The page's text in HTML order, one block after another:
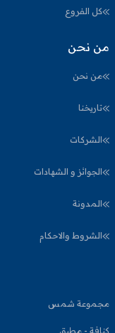
كل الفروع
من نحن
من نحن
تاريخنا
الشركات
الجوائز و الشهادات
المدونة
الشروط والاحكام
مجموعة شمس
كنافة - مطبق